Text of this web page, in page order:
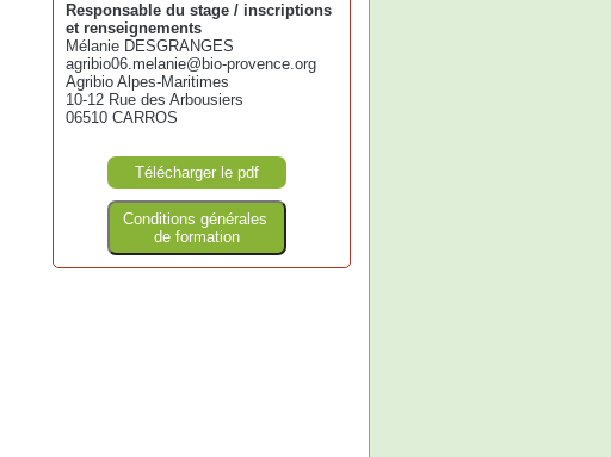
Responsable du stage / inscriptions
et renseignements
Mélanie DESGRANGES
agribio06.melanie@bio-provence.org
Agribio Alpes-Maritimes
10-12 Rue des Arbousiers
06510 CARROS
Télécharger le pdf
Conditions générales
de formation